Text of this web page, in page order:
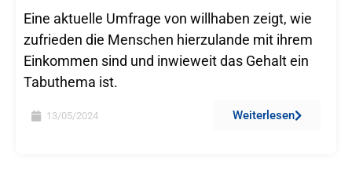
Eine aktuelle Umfrage von willhaben zeigt, wie
zufrieden die Menschen hierzulande mit ihrem
Einkommen sind und inwieweit das Gehalt ein
Tabuthema ist.
13/05/2024 Weiterlesen